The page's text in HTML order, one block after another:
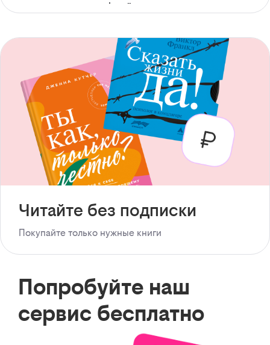
с доступом офлайн
Читайте без подписки
Покупайте только нужные книги
Попробуйте наш
сервис бесплатно